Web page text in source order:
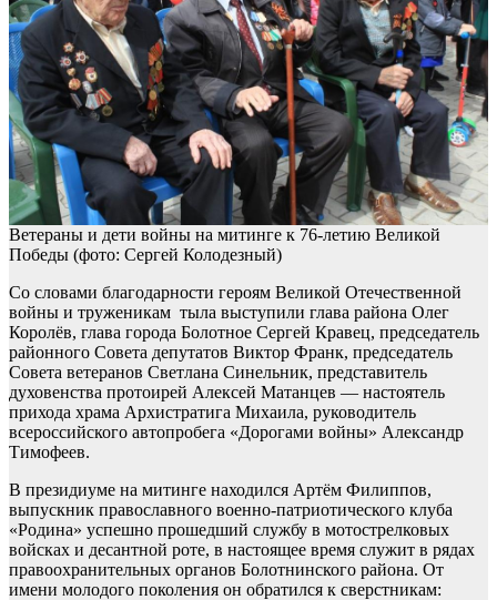
Ветераны и дети войны на митинге к 76-летию Великой
Победы (фото: Сергей Колодезный)
Со словами благодарности героям Великой Отечественной
войны и труженикам тыла выступили глава района Олег
Королёв, глава города Болотное Сергей Кравец, председатель
районного Совета депутатов Виктор Франк, председатель
Совета ветеранов Светлана Синельник, представитель
духовенства протоирей Алексей Матанцев — настоятель
прихода храма Архистратига Михаила, руководитель
всероссийского автопробега «Дорогами войны» Александр
Тимофеев.
В президиуме на митинге находился Артём Филиппов,
выпускник православного военно-патриотического клуба
«Родина» успешно прошедший службу в мотострелковых
войсках и десантной роте, в настоящее время служит в рядах
правоохранительных органов Болотнинского района. От
имени молодого поколения он обратился к сверстникам: